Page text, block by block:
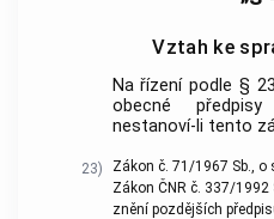
Vztah ke
Na řízení podle §
obecné
nestanoví-li tento
23)
Zákon č. 71/1967 Sb., o
Zákon ČNR č. 337/1992
znění pozdějších